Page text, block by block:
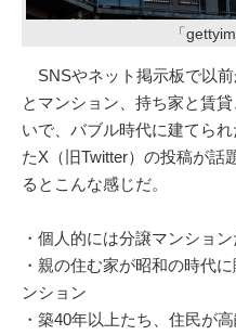
「
SNSやネット掲示板で以
とマンション、持ち家と賃
いで、バブル時代に建てられ
たX（旧Twitter）の投稿が話
るとこんな感じだ。
・個人的には分譲マンショ
・親の住む家が昭和の時代
ンション
・築40年以上たち、住民が